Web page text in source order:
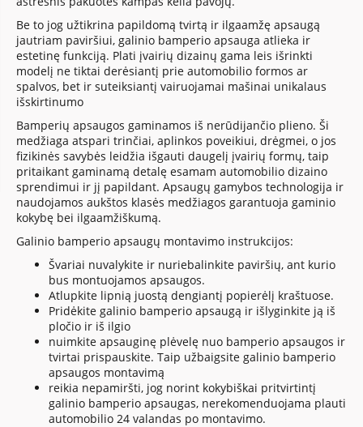
Be to jog užtikrina papildomą tvirtą ir ilgaamžę apsaugą
jautriam paviršiui, galinio bamperio apsauga atlieka ir
estetinę funkciją. Plati įvairių dizainų gama leis išrinkti
modelį ne tiktai derėsiantį prie automobilio formos ar
spalvos, bet ir suteiksiantį vairuojamai mašinai unikalaus
išskirtinumo
Bamperių apsaugos gaminamos iš nerūdijančio plieno. Ši
medžiaga atspari trinčiai, aplinkos poveikiui, drėgmei, o jos
fizikinės savybės leidžia išgauti daugelį įvairių formų, taip
pritaikant gaminamą detalę esamam automobilio dizaino
sprendimui ir jį papildant. Apsaugų gamybos technologija ir
naudojamos aukštos klasės medžiagos garantuoja gaminio
kokybę bei ilgaamžiškumą.
Galinio bamperio apsaugų montavimo instrukcijos:
Švariai nuvalykite ir nuriebalinkite paviršių, ant kurio
bus montuojamos apsaugos.
Atlupkite lipnią juostą dengiantį popierėlį kraštuose.
Pridėkite galinio bamperio apsaugą ir išlyginkite ją iš
pločio ir iš ilgio
nuimkite apsauginę plėvelę nuo bamperio apsaugos ir
tvirtai prispauskite. Taip užbaigsite galinio bamperio
apsaugos montavimą
reikia nepamiršti, jog norint kokybiškai pritvirtintį
galinio bamperio apsaugas, nerekomenduojama plauti
automobilio 24 valandas po montavimo.